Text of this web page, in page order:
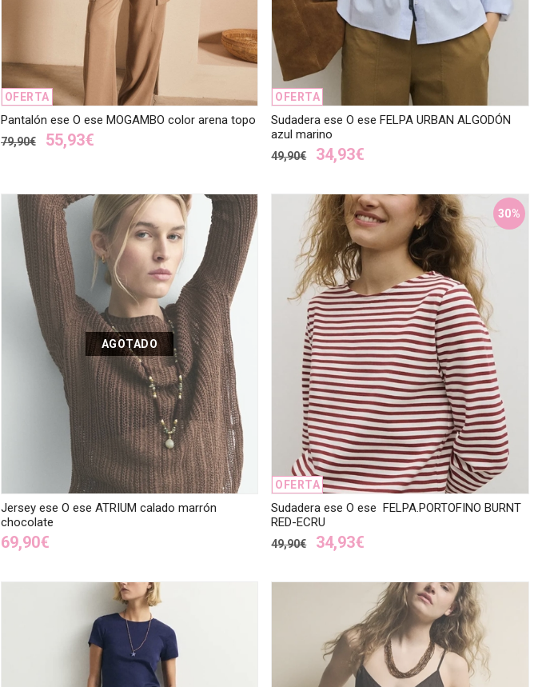
OFERTA
Pantalón ese O ese MOGAMBO color arena topo
79,90€ 55,93€
OFERTA
Sudadera ese O ese FELPA URBAN ALGODÓN
azul marino
49,90€ 34,93€
AGOTADO
Jersey ese O ese ATRIUM calado marrón
chocolate
69,90€
30%
OFERTA
Sudadera ese O ese FELPA.PORTOFINO BURNT
RED-ECRU
49,90€ 34,93€